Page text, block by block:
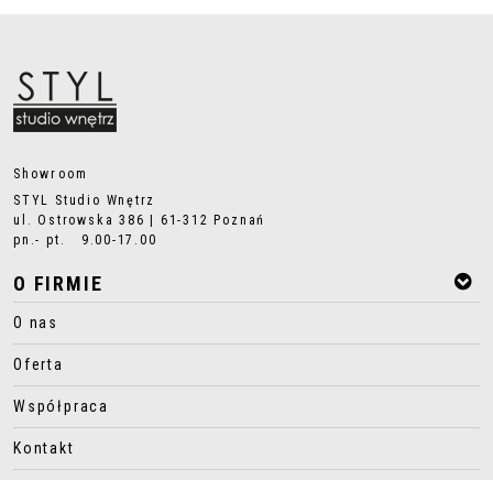
Showroom
STYL Studio Wnętrz
ul. Ostrowska 386 | 61-312 Poznań
pn.- pt. 9.00-17.00
O FIRMIE
O nas
Oferta
Współpraca
Kontakt